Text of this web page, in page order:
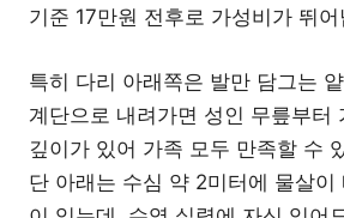
기준 17만원 전후로 가성비가 뛰어
특히 다리 아래쪽은 발만 담그는
계단으로 내려가면 성인 무릎부터
깊이가 있어 가족 모두 만족할 수
단 아래는 수심 약 2미터에 물살이